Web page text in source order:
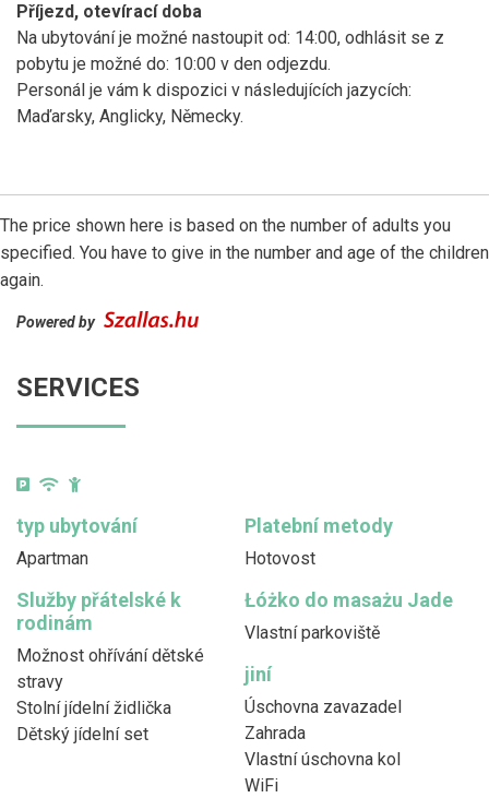
Příjezd, otevírací doba
Na ubytování je možné nastoupit od: 14:00, odhlásit se z
pobytu je možné do: 10:00 v den odjezdu.
Personál je vám k dispozici v následujících jazycích:
Maďarsky, Anglicky, Německy.
The price shown here is based on the number of adults you
specified. You have to give in the number and age of the children
again.
Powered by
SERVICES
typ ubytování
Apartman
Platební metody
Hotovost
Služby přátelské k
rodinám
Možnost ohřívání dětské
stravy
Stolní jídelní židlička
Dětský jídelní set
Łóżko do masażu Jade
Vlastní parkoviště
jiní
Úschovna zavazadel
Zahrada
Vlastní úschovna kol
WiFi